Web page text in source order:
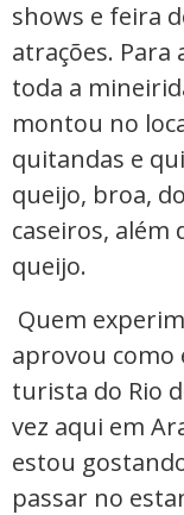
shows e feira
atrações.
toda a
montou no
quitandas e
queijo, broa,
caseiros, além
queijo.
Quem
aprovou como
turista do Rio
vez aqui em
estou
passar no